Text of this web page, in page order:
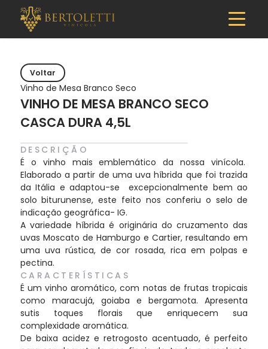
Voltar
Vinho de Mesa Branco Seco
VINHO DE MESA BRANCO SECO
CASCA DURA 4,5L
DESCRIÇÃO
É o vinho mais emblemático da nossa vinícola.
Elaborado a partir de uma uva híbrida que foi trazida
da Itália e adaptou-se excepcionalmente bem ao
solo biturunense, este feito nos conferiu o selo de
indicação geográfica- IG.
A variedade híbrida é originária do cruzamento das
uvas Moscato de Hamburgo e Cartier, resultando em
uma uva rústica, de cor rosada, rica em polpas e
pectina.
CARACTERÍSTICAS
É um vinho aromático, com notas de frutas tropicais
como maracujá, goiaba e bergamota. Apresenta
sutis toques florais que enriquecem sua
complexidade aromática.
De baixa acidez e retrogosto acentuado, é perfeito